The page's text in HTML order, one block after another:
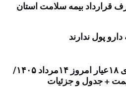
قرارداد بیمه سلامت استان
پول ندارند
قیمت طلای ۱۸عیار امروز ۱۴مرداد ۱۴۰۵/
+ جدول و جزئیات